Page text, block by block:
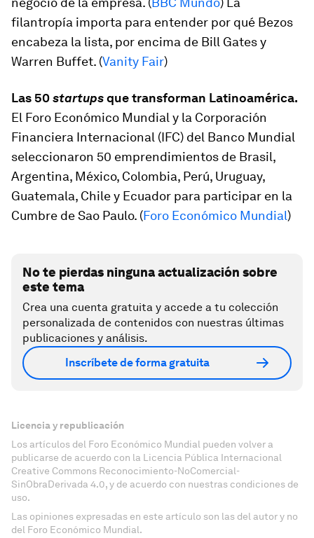
filantropía importa para entender por qué Bezos
encabeza la lista, por encima de Bill Gates y
Warren Buffet. (Vanity Fair)
Las 50startupsque transforman Latinoamérica.
El Foro Económico Mundial y la Corporación
Financiera Internacional (IFC) del Banco Mundial
seleccionaron 50 emprendimientos de Brasil,
Argentina, México, Colombia, Perú, Uruguay,
Guatemala, Chile y Ecuador para participar en la
Cumbre de Sao Paulo. (Foro Económico Mundial)
No te pierdas ninguna actualización sobre
este tema
Crea una cuenta gratuita y accede a tu colección
personalizada de contenidos con nuestras últimas
publicaciones y análisis.
Inscríbete de forma gratuita
Licencia y republicación
Los artículos del Foro Económico Mundial pueden volver a
publicarse de acuerdo con la Licencia Pública Internacional
Creative Commons Reconocimiento-NoComercial-
SinObraDerivada 4.0, y de acuerdo con nuestras condiciones de
uso.
Las opiniones expresadas en este artículo son las del autor y no
del Foro Económico Mundial.